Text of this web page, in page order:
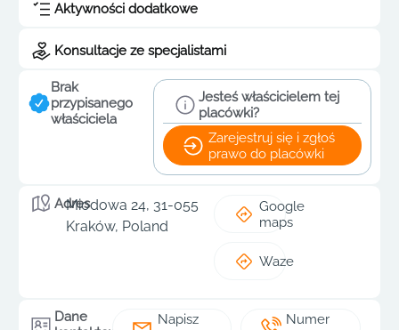
Aktywności dodatkowe
Konsultacje ze specjalistami
Brak
przypisanego
właściciela
Jesteś właścicielem tej
placówki?
Zarejestruj się i zgłoś
prawo do placówki
Adres
Miodowa 24, 31-055
Kraków, Poland
Google
maps
Waze
Dane
Napisz
Numer